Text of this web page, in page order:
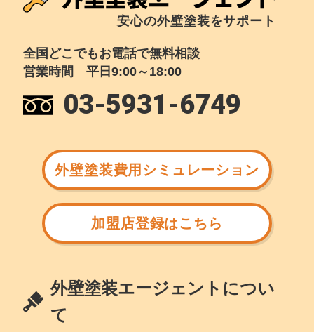
安心の外壁塗装をサポート
全国どこでもお電話で無料相談
営業時間 平日9:00～18:00
03-5931-6749
外壁塗装費用シミュレーション
加盟店登録はこちら
外壁塗装エージェントについ
て